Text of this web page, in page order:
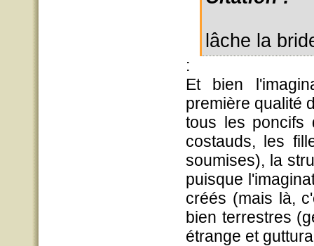
lâche la
:
Et bien
première qualité
tous les poncifs
costauds, les
soumises), la
puisque
créés (mais là,
bien terrestres
étrange et